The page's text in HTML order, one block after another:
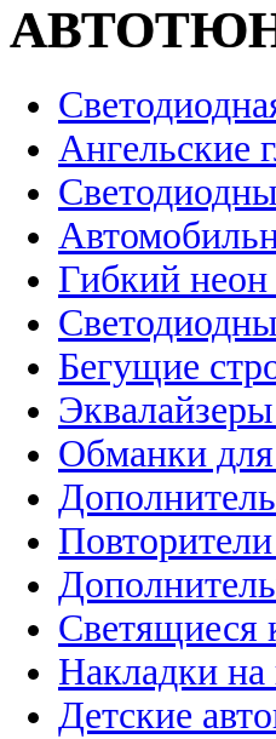
Ангельские
Гибкий
Бегущие
Обманки
Светящиеся
Накладки на
Детские